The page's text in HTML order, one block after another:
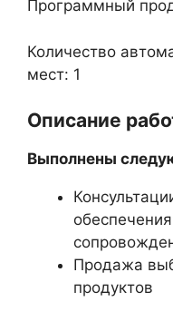
Программный
Количество
мест: 1
Описание
Выполнены
Продажа
продуктов